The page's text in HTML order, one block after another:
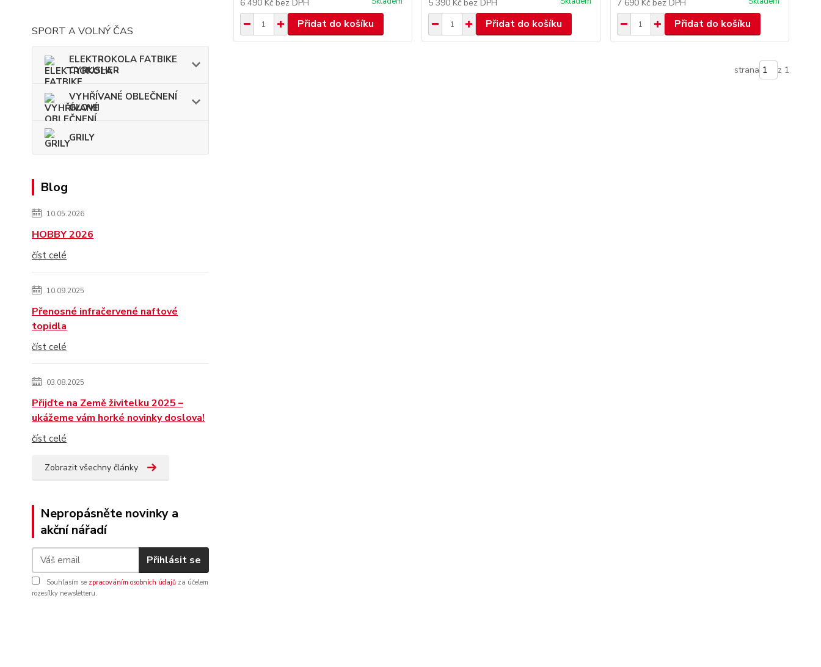
SPORT A VOLNÝ ČAS
ELEKTROKOLA FATBIKE
CYRUSHER
VYHŘÍVANÉ OBLEČNENÍ
GLOVII
GRILY
Blog
10.05.2026
HOBBY 2026
číst celé
10.09.2025
Přenosné infračervené naftové
topidla
číst celé
03.08.2025
Přijďte na Země živitelku 2025 –
ukážeme vám horké novinky doslova!
číst celé
Zobrazit všechny články
Nepropásněte novinky a
akční nářadí
Přihlásit se
Souhlasím se zpracováním osobních údajů za účelem
rozesílky newsletteru.
6 490 Kč bez DPH
Přidat do košíku
5 390 Kč bez DPH
Přidat do košíku
7 690 Kč bez DPH
Přidat do košíku
strana z 1